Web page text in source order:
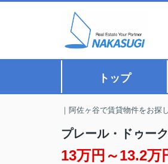
トップ
｜阿佐ヶ谷で賃貸物件をお探
プレール・ドゥー
13万円～13.2万